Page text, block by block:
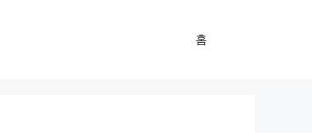
홈